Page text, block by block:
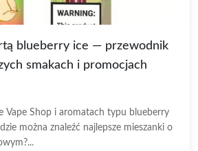
blueberry ice — przewodnik
smakach i promocjach
Vape Shop i aromatach typu blueberry
można znaleźć najlepsze mieszanki o